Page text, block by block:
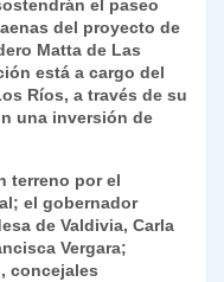
Li
n
k
el paseo
del proyecto de
Matta de Las
está a cargo del
Ríos, a través de su
una inversión de
terreno por el
el gobernador
de Valdivia, Carla
Vergara;
concejales